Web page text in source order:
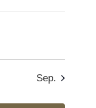
Sep.